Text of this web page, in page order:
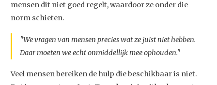
Studium Generale
Home
mensen dit niet goed regelt, waardoor ze onder die
norm schieten.
"We vragen van mensen precies wat ze juist niet hebben.
Daar moeten we echt onmiddellijk mee ophouden."
Veel mensen bereiken de hulp die beschikbaar is niet.